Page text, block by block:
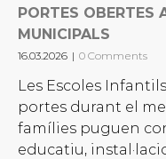
PORTES OBERTES
MUNICIPALS
16.03.2026 | 0 Comments
Les Escoles
portes durant el
famílies puguen
educatiu,